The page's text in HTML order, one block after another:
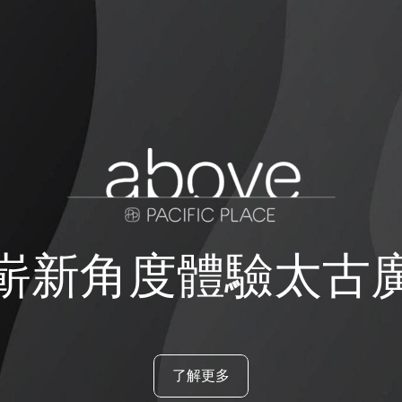
新角度體驗太古
了解更多